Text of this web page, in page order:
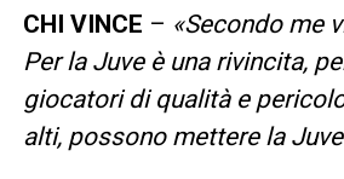
CHI VINCE – «Secondo me
Per la Juve è una rivincita,
giocatori di qualità e
alti, possono mettere la